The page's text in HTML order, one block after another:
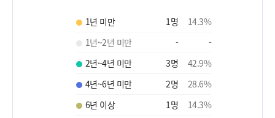
1년 미만 1명 14.3%
1년~2년 미만
-
-
2년~4년 미만
3명 42.9%
4년~6년 미만
2명 28.6%
6년 이상
1명 14.3%